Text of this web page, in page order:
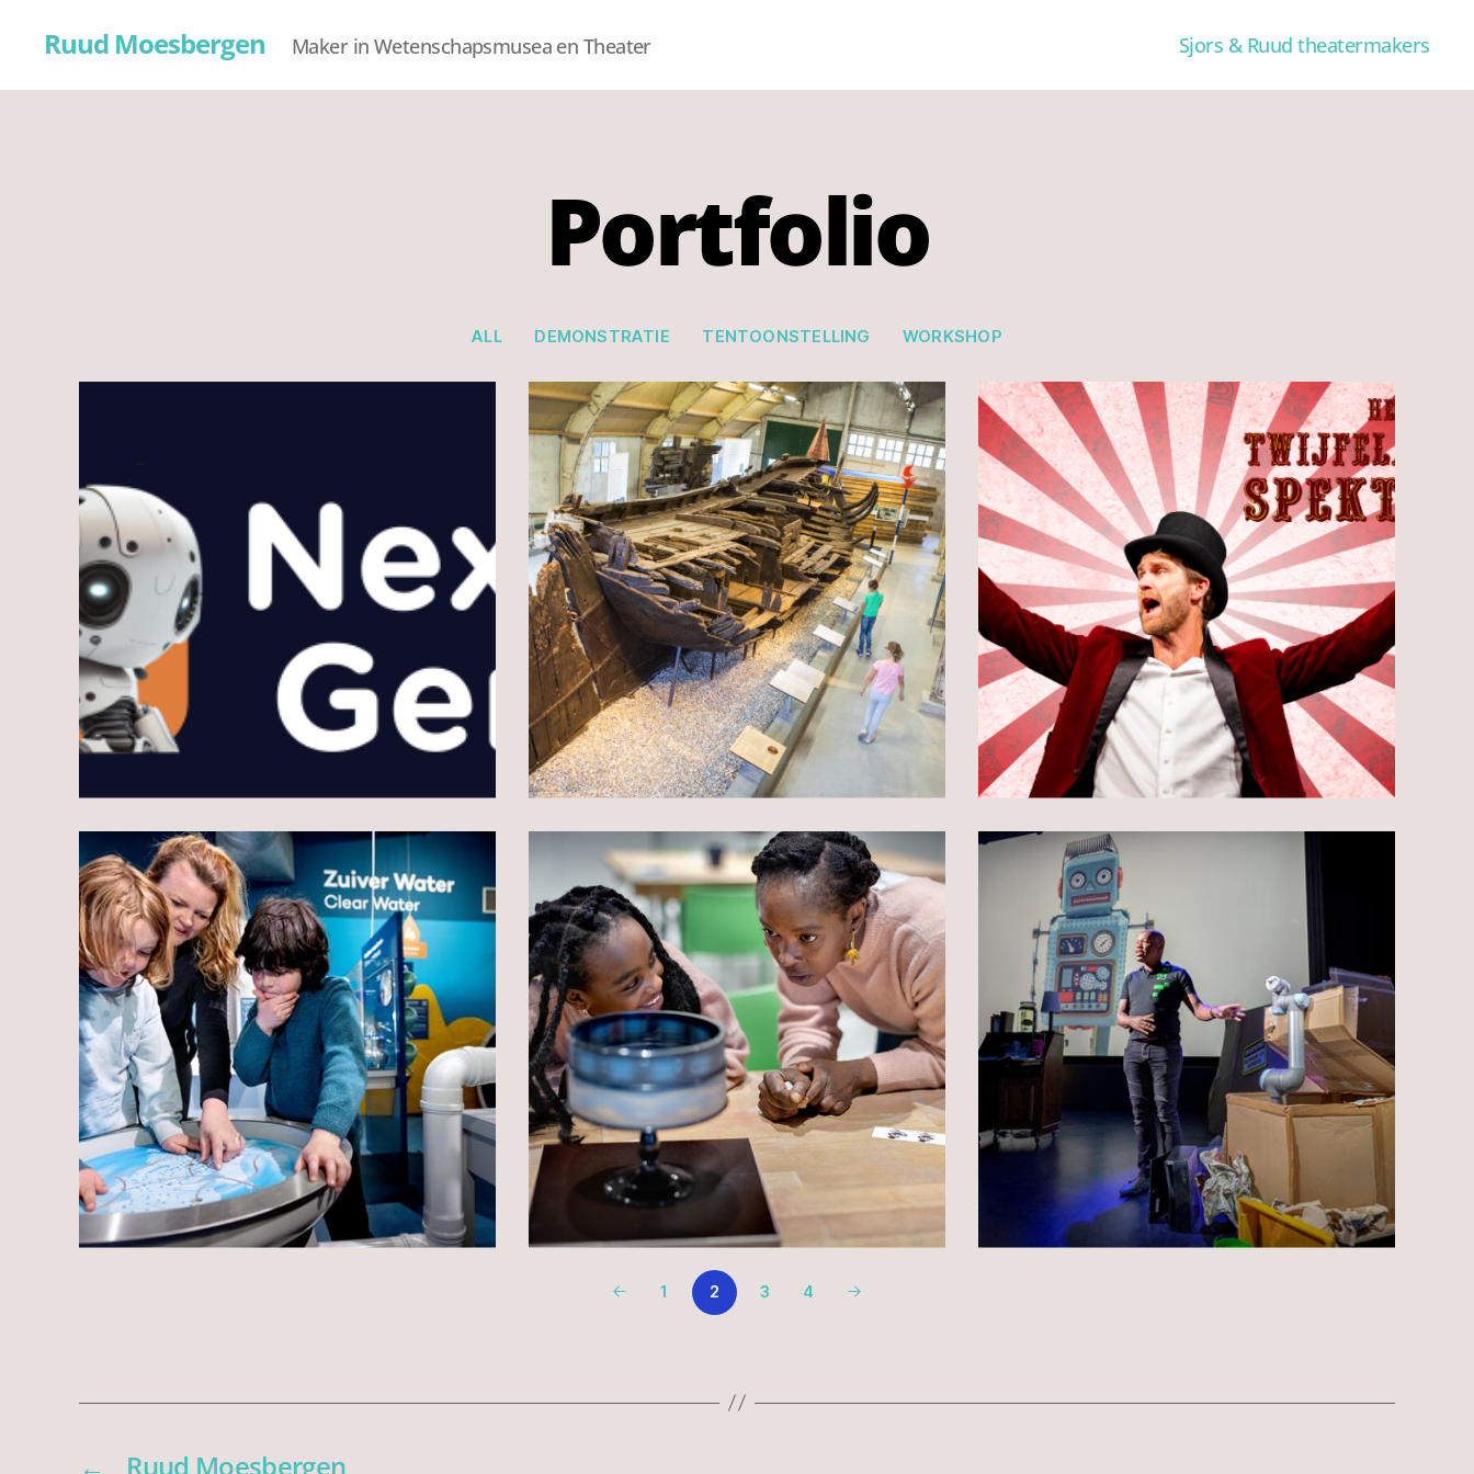
Ruud Moesbergen Maker in Wetenschapsmusea en Theater Sjors & Ruud theatermakers
Portfolio
ALL DEMONSTRATIE TENTOONSTELLING WORKSHOP
1 2 3 4
← Ruud Moesbergen